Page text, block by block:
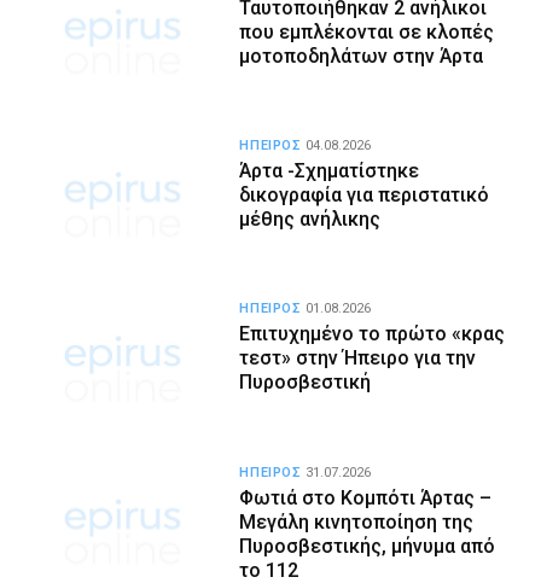
Ταυτοποιήθηκαν 2 ανήλικοι
που εμπλέκονται σε κλοπές
μοτοποδηλάτων στην Άρτα
Άρτα -Σχηματίστηκε
δικογραφία για περιστατικό
μέθης ανήλικης
ΗΠΕΙΡΟΣ 04.08.2026
Επιτυχημένο το πρώτο «κρας
τεστ» στην Ήπειρο για την
Πυροσβεστική
ΗΠΕΙΡΟΣ 01.08.2026
Φωτιά στο Κομπότι Άρτας –
Μεγάλη κινητοποίηση της
Πυροσβεστικής, μήνυμα από
το 112
ΗΠΕΙΡΟΣ 31.07.2026